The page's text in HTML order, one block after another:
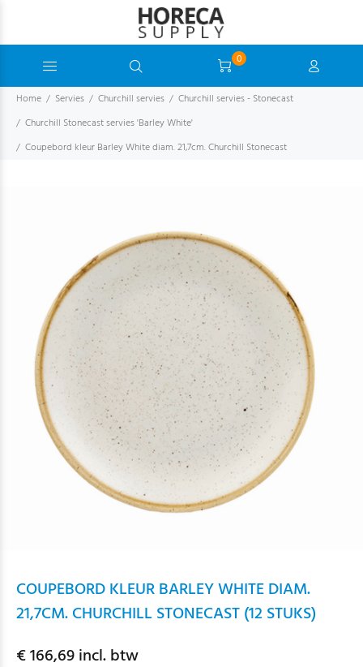
0
Home Servies Churchill servies
Churchill servies - Stonecast
Churchill Stonecast servies 'Barley White'
Coupebord kleur Barley White diam. 21,7cm. Churchill Stonecast
COUPEBORD KLEUR BARLEY WHITE DIAM.
21,7CM. CHURCHILL STONECAST (12 STUKS)
€ 166,69 incl. btw